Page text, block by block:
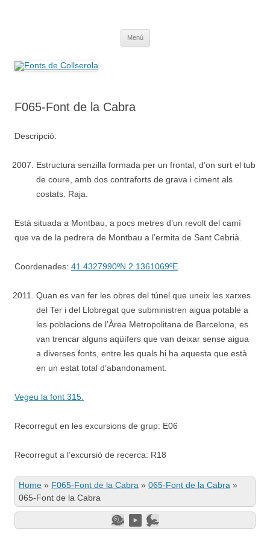
Menú
F065-Font de la Cabra
Descripció:
Estructura senzilla formada per un frontal, d’on surt el tub
de coure, amb dos contraforts de grava i ciment als
costats. Raja.
Està situada a Montbau, a pocs metres d’un revolt del camí
que va de la pedrera de Montbau a l’ermita de Sant Cebrià.
Coordenades: 41.4327990ºN 2.1361069ºE
Quan es van fer les obres del túnel que uneix les xarxes
del Ter i del Llobregat que subministren aigua potable a
les poblacions de l’Àrea Metropolitana de Barcelona, es
van trencar alguns aqüífers que van deixar sense aigua
a diverses fonts, entre les quals hi ha aquesta que està
en un estat total d’abandonament.
Vegeu la font 315.
Recorregut en les excursions de grup: E06
Recorregut a l’excursió de recerca: R18
Home » F065-Font de la Cabra » 065-Font de la Cabra »
065-Font de la Cabra